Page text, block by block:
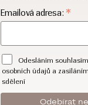
Emailová adresa: *
Odesláním
osobních údajů a
sdělení